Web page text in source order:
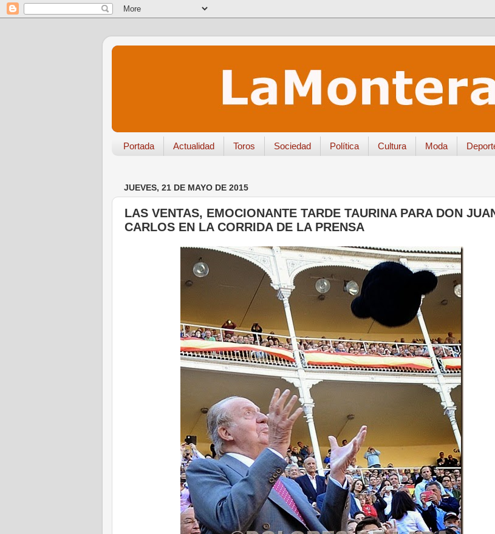
Portada Actualidad Toros Sociedad Política Cultura Moda
JUEVES, 21 DE MAYO DE 2015
LAS VENTAS, EMOCIONANTE TARDE TAURINA PARA DON
CARLOS EN LA CORRIDA DE LA PRENSA